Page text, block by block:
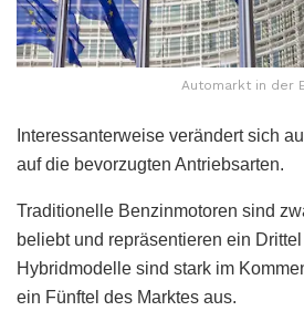
Automarkt in der
Interessanterweise verändert sich
auf die bevorzugten Antriebsarten.
Traditionelle Benzinmotoren sind
beliebt und repräsentieren ein
Hybridmodelle sind stark im
ein Fünftel des Marktes aus.